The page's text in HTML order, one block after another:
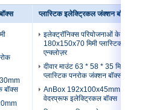
बॉक्स
प्लास्टिक इलेक्ट्रिकल जंक्शन बॉक्स
इलेक्ट्रॉनिक्स परियोजनाओं के लिए
180x150x70 मिमी प्लास्टिक
एन्क्लोज़र
दीवार माउंट 63 * 58 * 35 मिमी
प्लास्टिक पनरोक जंक्शन बॉक्स
AnBox 192x100x45mm प्लास्टिक
वेदरप्रूफ इलेक्ट्रिकल बॉक्स